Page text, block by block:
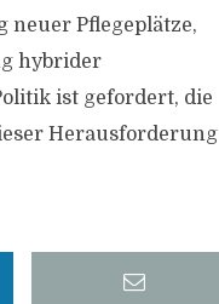
neuer Pflegeplätze,
hybrider
ist gefordert, die
Herausforderung